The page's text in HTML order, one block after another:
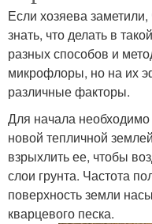
Если хозяева
знать, что делать в
разных способов и
микрофлоры, но на их
различные факторы.
Для начала
новой тепличной
взрыхлить ее, чтобы
слои грунта. Частота
поверхность земли
кварцевого песка.